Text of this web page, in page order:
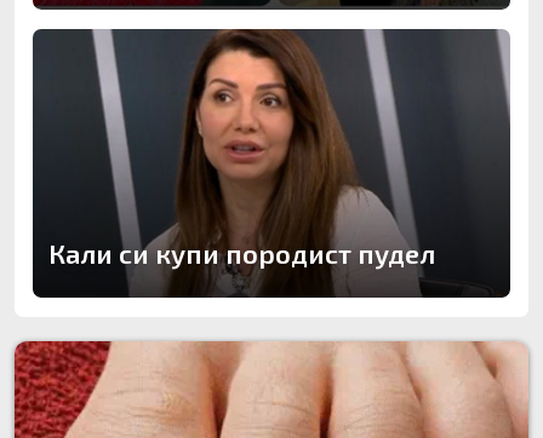
Кали си купи породист пудел